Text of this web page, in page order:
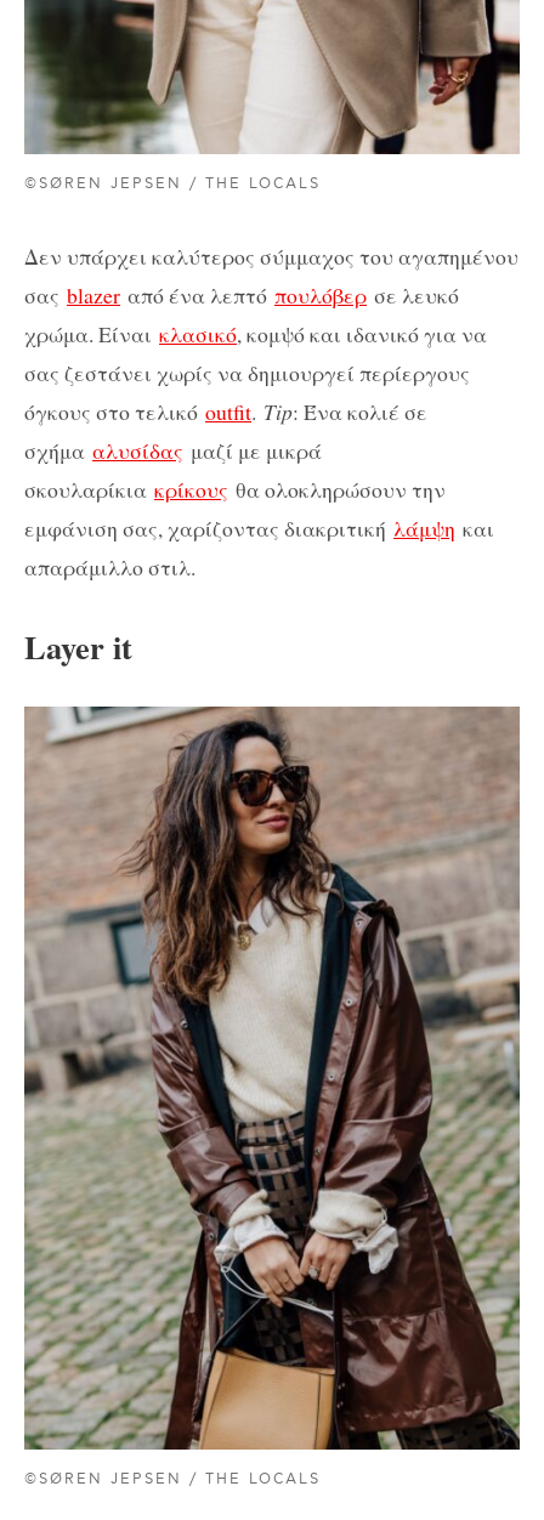
©SØREN JEPSEN / THE LOCALS
Δεν υπάρχει καλύτερος σύμμαχος του αγαπημένου
σας blazer από ένα λεπτό πουλόβερ σε λευκό
χρώμα. Είναι κλασικό, κομψό και ιδανικό για να
σας ζεστάνει χωρίς να δημιουργεί περίεργους
όγκους στο τελικό outfit. Tip: Ένα κολιέ σε
σχήμα αλυσίδας μαζί με μικρά
σκουλαρίκια κρίκους θα ολοκληρώσουν την
εμφάνιση σας, χαρίζοντας διακριτική λάμψη και
απαράμιλλο στιλ.
Layer it
©SØREN JEPSEN / THE LOCALS